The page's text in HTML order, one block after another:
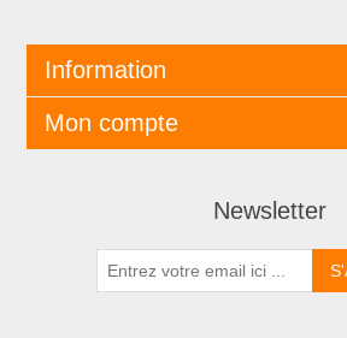
Information
Mon compte
Newsletter